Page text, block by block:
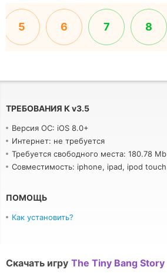
5 6 7 8
ТРЕБОВАНИЯ К v3.5
Версия ОС: iOS 8.0+
Интернет: не требуется
Требуется свободного места: 180.78 Mb
Совместимость: iphone, ipad, ipod touch
ПОМОЩЬ
Как установить?
Скачать игру The Tiny Bang Story